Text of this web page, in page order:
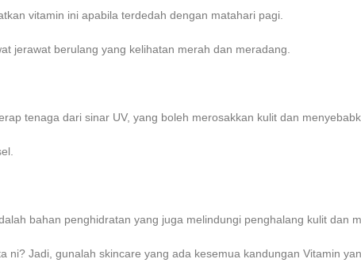
vitamin ini apabila terdedah dengan matahari pagi.
jerawat berulang yang kelihatan merah dan meradang.
tenaga dari sinar UV, yang boleh merosakkan kulit dan
bahan penghidratan yang juga melindungi penghalang kulit dan
ni? Jadi, gunalah skincare yang ada kesemua kandungan Vitamin